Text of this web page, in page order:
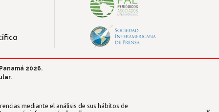
2026.
mediante el análisis de sus hábitos de